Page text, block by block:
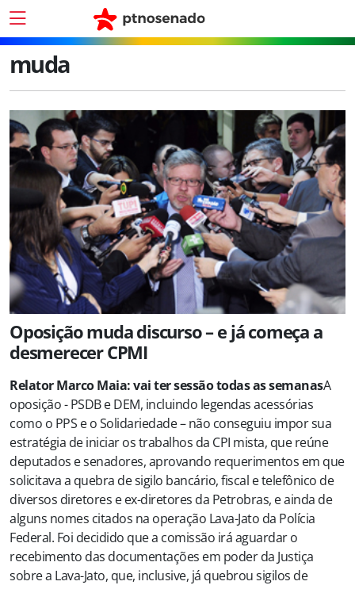
muda
Oposição muda discurso – e já começa a
desmerecer CPMI
Relator Marco Maia: vai ter sessão todas as semanasA
oposição - PSDB e DEM, incluindo legendas acessórias
como o PPS e o Solidariedade – não conseguiu impor sua
estratégia de iniciar os trabalhos da CPI mista, que reúne
deputados e senadores, aprovando requerimentos em que
solicitava a quebra de sigilo bancário, fiscal e telefônico de
diversos diretores e ex-diretores da Petrobras, e ainda de
alguns nomes citados na operação Lava-Jato da Polícia
Federal. Foi decidido que a comissão irá aguardar o
recebimento das documentações em poder da Justiça
sobre a Lava-Jato, que, inclusive, já quebrou sigilos de